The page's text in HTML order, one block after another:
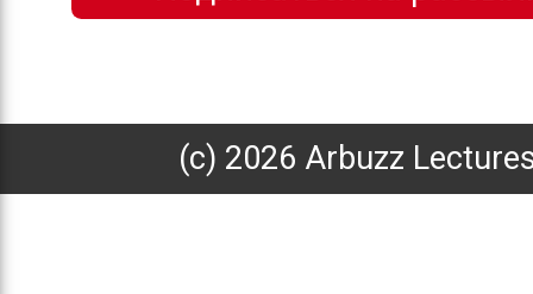
(с) 2026 Arbuzz